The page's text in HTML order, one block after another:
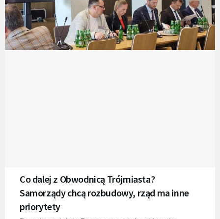
Co dalej z Obwodnicą Trójmiasta?
Samorządy chcą rozbudowy, rząd ma inne
priorytety